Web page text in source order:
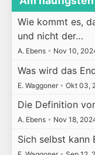
Wie kommt es,
und nicht der…
A. Ebens • Nov 10,
Was wird das
E. Waggoner • Okt 03,
Die Definition
A. Ebens • Nov 18,
Sich selbst kann